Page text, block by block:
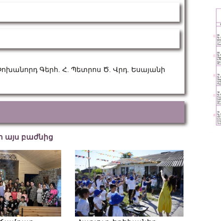
Գերհ. Հ. Պետրոս Ծ. Վրդ. Եսայանի
այս բաժնից